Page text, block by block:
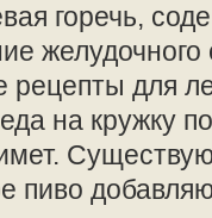
горечь,
желудочного
для
на кружку
пиво